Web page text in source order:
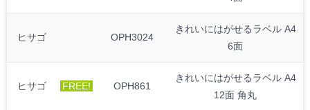
ヒサゴ OPH3024
きれいにはがせるラベル A4
6面
ヒサゴ FREE! OPH861
きれいにはがせるラベル A4
12面 角丸